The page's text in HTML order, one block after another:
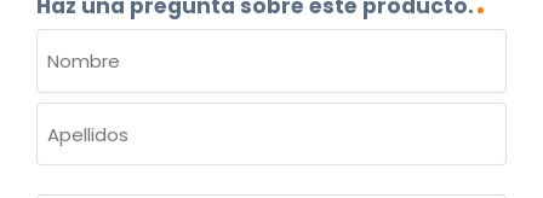
(OBLIGATORIO)
Nombre